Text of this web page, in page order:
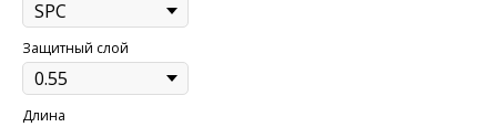
Защитный слой
Длина